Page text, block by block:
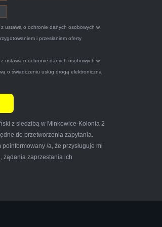
po trzech
do skorzystania z ich
ustawą o ochronie danych osobowych w
i przesłaniem oferty
ustawą o ochronie danych osobowych w
o świadczeniu usług drogą elektroniczną
z siedzibą w Minkowice-Kolonia 2
do przetworzenia zapytania.
/a, że przysługuje mi
żądania zaprzestania ich